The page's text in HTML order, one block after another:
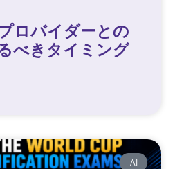
ロバイダーとの
べきタイミング
AI